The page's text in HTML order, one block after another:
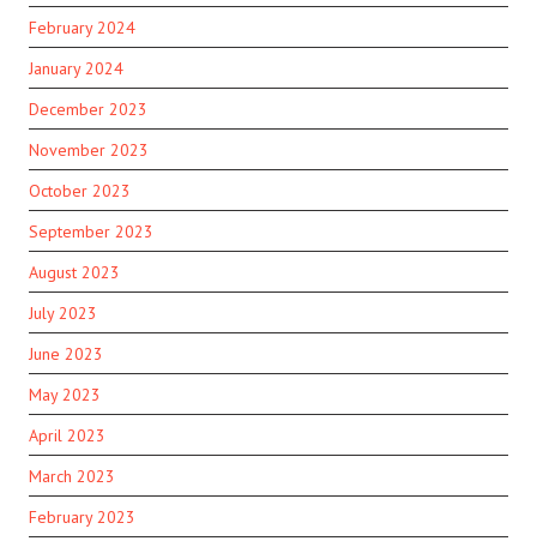
February 2024
January 2024
December 2023
November 2023
October 2023
September 2023
August 2023
July 2023
June 2023
May 2023
April 2023
March 2023
February 2023